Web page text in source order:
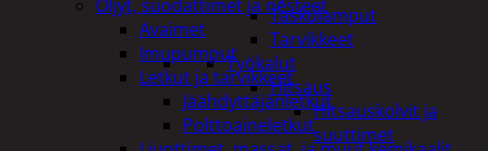
Taskulamput
Tarvikkeet
Työkalut
Hitsaus
Hitsauskolvit ja
suuttimet
Öljyt, suodattimet ja nesteet
Avaimet
Imupumput
Letkut ja tarvikkeet
Jäähdyttäjänletkut
Polttoaineletkut